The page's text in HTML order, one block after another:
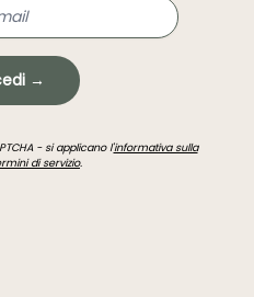
→
- si applicano l'informativa sulla
di servizio.